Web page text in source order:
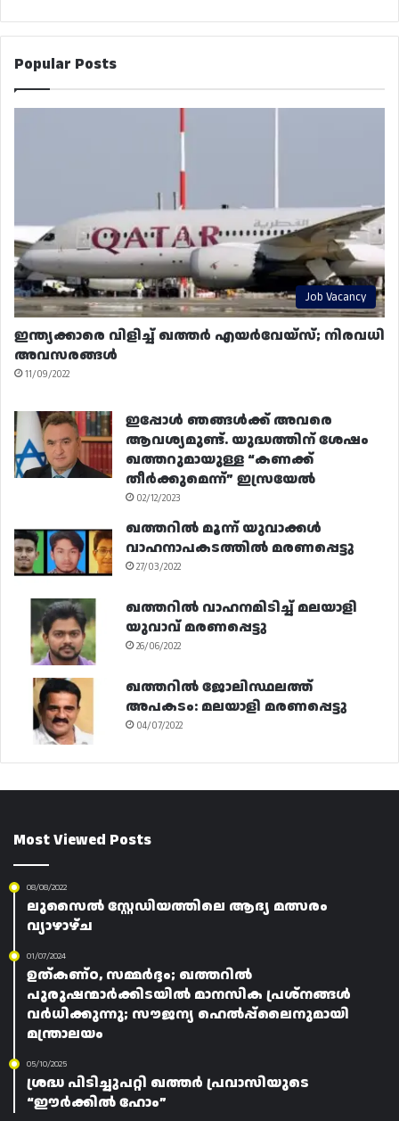
Popular Posts
Job Vacancy
ഇന്ത്യക്കാരെ വിളിച്ച് ഖത്തർ എയർവേയ്‌സ്; നിരവധി
അവസരങ്ങൾ
11/09/2022
ഇപ്പോൾ ഞങ്ങൾക്ക് അവരെ
ആവശ്യമുണ്ട്. യുദ്ധത്തിന് ശേഷം
ഖത്തറുമായുള്ള “കണക്ക്
തീർക്കുമെന്ന്” ഇസ്രയേൽ
02/12/2023
ഖത്തറിൽ മൂന്ന് യുവാക്കൾ
വാഹനാപകടത്തിൽ മരണപ്പെട്ടു
27/03/2022
ഖത്തറിൽ വാഹനമിടിച്ച് മലയാളി
യുവാവ് മരണപ്പെട്ടു
26/06/2022
ഖത്തറിൽ ജോലിസ്ഥലത്ത്
അപകടം: മലയാളി മരണപ്പെട്ടു
04/07/2022
Most Viewed Posts
08/08/2022
ലുസൈൽ സ്റ്റേഡിയത്തിലെ ആദ്യ മത്സരം
വ്യാഴാഴ്ച
01/07/2024
ഉത്കണ്ഠ, സമ്മർദ്ദം; ഖത്തറിൽ
പുരുഷന്മാർക്കിടയിൽ മാനസിക പ്രശ്നങ്ങൾ
വർധിക്കുന്നു; സൗജന്യ ഹെൽപ്പ്ലൈനുമായി
മന്ത്രാലയം
05/10/2025
ശ്രദ്ധ പിടിച്ചുപറ്റി ഖത്തർ പ്രവാസിയുടെ
“ഈർക്കിൽ ഹോം”